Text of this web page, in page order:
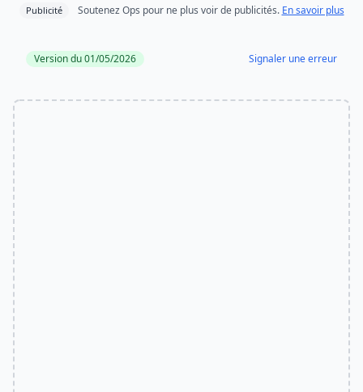
Publicité Soutenez Ops pour ne plus voir de publicités. En savoir plus
Version du 01/05/2026 Signaler une erreur